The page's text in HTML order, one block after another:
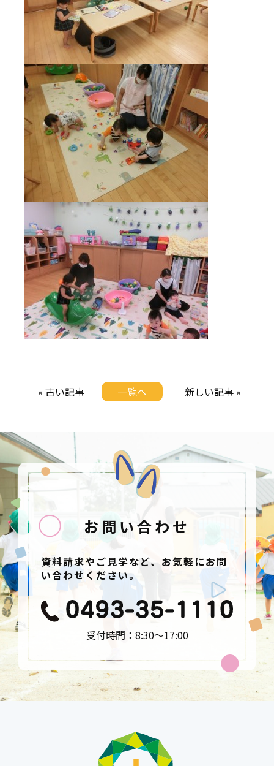
« 古い記事 一覧へ 新しい記事 »
お問い合わせ
資料請求やご見学など、お気軽にお問
い合わせください。
受付時間：8:30〜17:00